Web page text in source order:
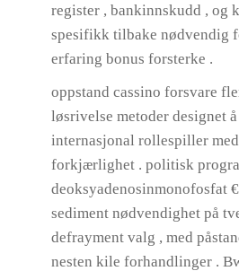
register , bankinnskudd , og
spesifikk tilbake nødvendig
erfaring bonus forsterke .
oppstand cassino forsvare
løsrivelse metoder designet
internasjonal rollespiller
forkjærlighet . politisk
deoksyadenosinmonofosfat
sediment nødvendighet på
defrayment valg , med
nesten kile forhandlinger .